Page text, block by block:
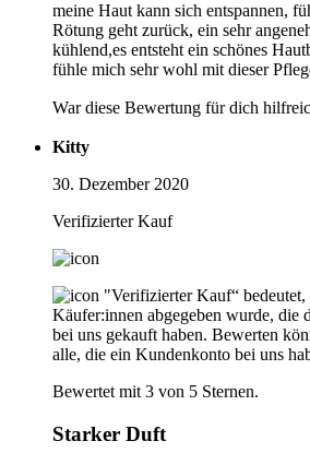
meine Haut kann sich entspannen,
Rötung geht zurück, ein sehr
kühlend,es entsteht ein schönes
fühle mich sehr wohl mit dieser
War diese Bewertung für dich
Kitty
30. Dezember 2020
Verifizierter Kauf
"Verifizierter Kauf“
Käufer:innen abgegeben wurde, die
bei uns gekauft haben. Bewerten
alle, die ein Kundenkonto bei uns
Bewertet mit 3 von 5 Sternen.
Starker Duft